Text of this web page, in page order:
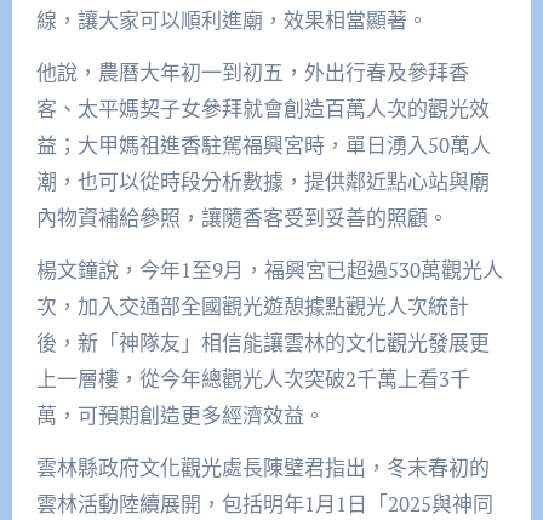
線，讓大家可以順利進廟，效果相當顯著。
他說，農曆大年初一到初五，外出行春及參拜香
客、太平媽契子女參拜就會創造百萬人次的觀光效
益；大甲媽祖進香駐駕福興宮時，單日湧入50萬人
潮，也可以從時段分析數據，提供鄰近點心站與廟
內物資補給參照，讓隨香客受到妥善的照顧。
楊文鐘說，今年1至9月，福興宮已超過530萬觀光人
次，加入交通部全國觀光遊憩據點觀光人次統計
後，新「神隊友」相信能讓雲林的文化觀光發展更
上一層樓，從今年總觀光人次突破2千萬上看3千
萬，可預期創造更多經濟效益。
雲林縣政府文化觀光處長陳璧君指出，冬末春初的
雲林活動陸續展開，包括明年1月1日「2025與神同